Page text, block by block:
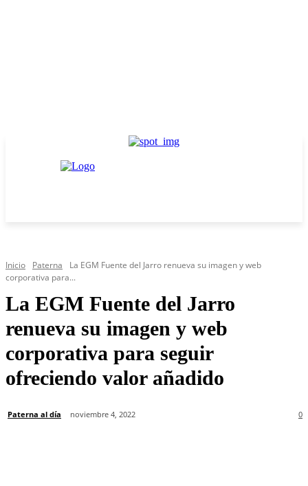
Inicio Paterna
La EGM Fuente del Jarro renueva su imagen y web
corporativa para...
La EGM Fuente del Jarro
renueva su imagen y web
corporativa para seguir
ofreciendo valor añadido
Paterna al día noviembre 4, 2022 0